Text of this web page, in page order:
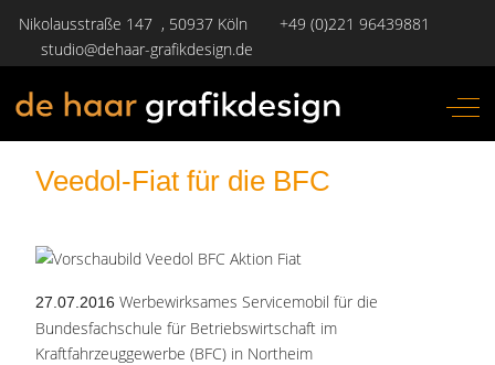
Nikolausstraße 147 , 50937 Köln
+49 (0)221 96439881
studio@dehaar-grafikdesign.de
Off-
Veedol-Fiat für die BFC
27.07.2016 Werbewirksames Servicemobil für die
Bundesfachschule für Betriebswirtschaft im
Kraftfahrzeuggewerbe (BFC) in Northeim